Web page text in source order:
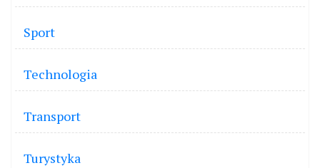
Sport
Technologia
Transport
Turystyka